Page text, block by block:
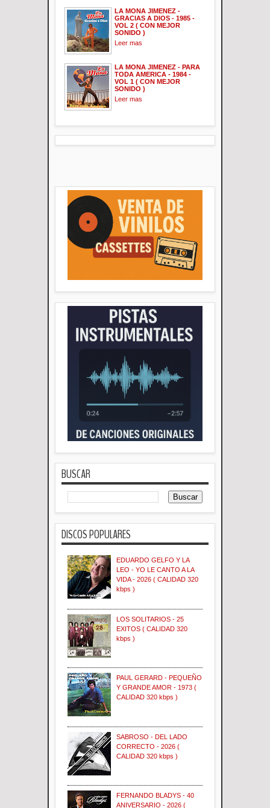
LA MONA JIMENEZ -
GRACIAS A DIOS - 1985 -
VOL 2 ( CON MEJOR
SONIDO )
Leer mas
LA MONA JIMENEZ - PARA
TODA AMERICA - 1984 -
VOL 1 ( CON MEJOR
SONIDO )
Leer mas
BUSCAR
DISCOS POPULARES
EDUARDO GELFO Y LA
LEO - YO LE CANTO A LA
VIDA - 2026 ( CALIDAD 320
kbps )
LOS SOLITARIOS - 25
EXITOS ( CALIDAD 320
kbps )
PAUL GERARD - PEQUEÑO
Y GRANDE AMOR - 1973 (
CALIDAD 320 kbps )
SABROSO - DEL LADO
CORRECTO - 2026 (
CALIDAD 320 kbps )
FERNANDO BLADYS - 40
ANIVERSARIO - 2026 (